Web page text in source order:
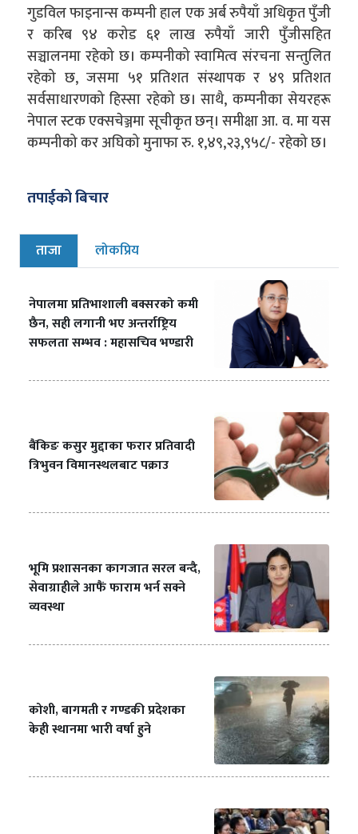
गुडविल फाइनान्स कम्पनी हाल एक अर्ब रुपैयाँ अधिकृत पुँजी
र करिब ९४ करोड ६१ लाख रुपैयाँ जारी पुँजीसहित
सञ्चालनमा रहेको छ। कम्पनीको स्वामित्व संरचना सन्तुलित
रहेको छ, जसमा ५१ प्रतिशत संस्थापक र ४९ प्रतिशत
सर्वसाधारणको हिस्सा रहेको छ। साथै, कम्पनीका सेयरहरू
नेपाल स्टक एक्सचेञ्जमा सूचीकृत छन्। समीक्षा आ. व. मा यस
कम्पनीको कर अघिको मुनाफा रु. १,४९,२३,९५८/- रहेको छ।
तपाईको बिचार
ताजा लोकप्रिय
नेपालमा प्रतिभाशाली बक्सरको कमी
छैन, सही लगानी भए अन्तर्राष्ट्रिय
सफलता सम्भव : महासचिव भण्डारी
बैंकिङ कसुर मुद्दाका फरार प्रतिवादी
त्रिभुवन विमानस्थलबाट पक्राउ
भूमि प्रशासनका कागजात सरल बन्दै,
सेवाग्राहीले आफैं फाराम भर्न सक्ने
व्यवस्था
कोशी, बागमती र गण्डकी प्रदेशका
केही स्थानमा भारी वर्षा हुने